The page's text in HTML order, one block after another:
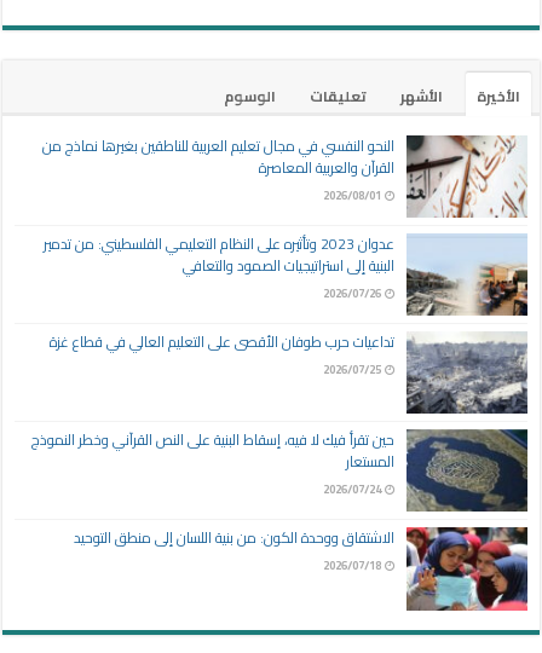
الأخيرة الأشهر تعليقات
الوسوم
النحو النفسي في مجال تعليم العربية للناطقين بغيرها نماذج من
القرآن والعربية المعاصرة
2026/08/01
عدوان 2023 وتأثيره على النظام التعليمي الفلسطيني: من تدمير
البنية إلى استراتيجيات الصمود والتعافي
2026/07/26
تداعيات حرب طوفان الأقصى على التعليم العالي في قطاع غزة
2026/07/25
حين تقرأ فيك لا فيه، إسقاط البنية على النص القرآني وخطر النموذج
المستعار
2026/07/24
الاشتقاق ووحدة الكون: من بنية اللسان إلى منطق التوحيد
2026/07/18